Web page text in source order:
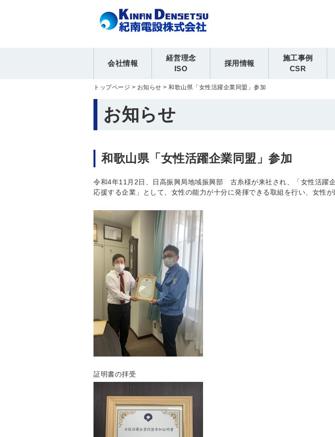
会社情報
経営理念
ISO
採用情報
施工事例
CSR
トップページ > お知らせ > 和歌山県「女性活躍企業同盟」参加
お知らせ
和歌山県「女性活躍企業同盟」参加
令和4年11月2日、日高振興局地域振興部 古糸様が来社され、「女性活躍
応援する企業」として、女性の能力が十分に発揮できる取組を行い、女性
証明書の拝受